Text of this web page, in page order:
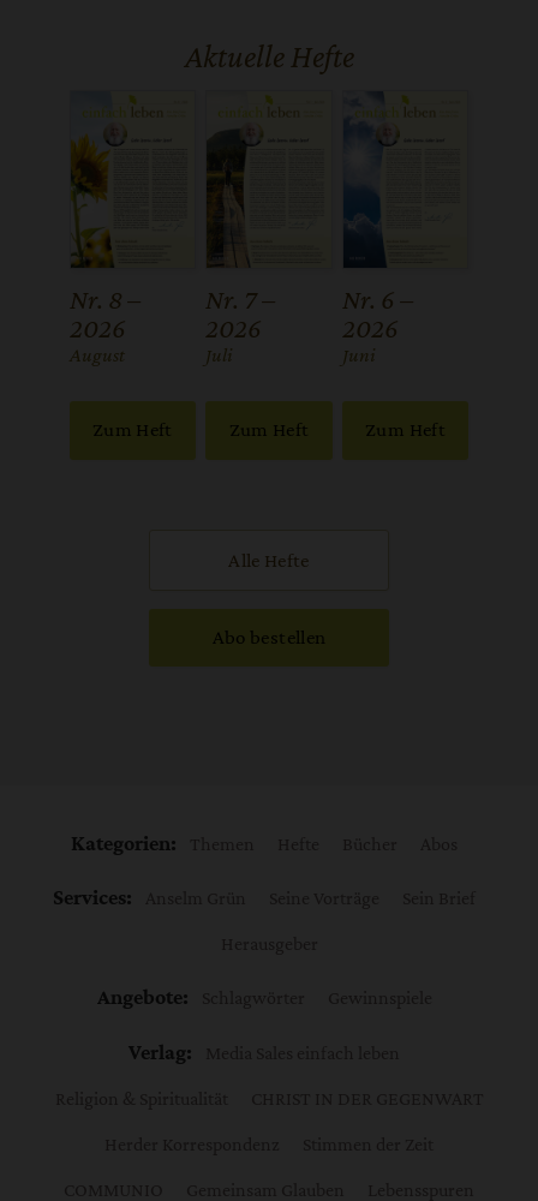
Aktuelle Hefte
Nr. 8 –
2026
:
August
Zum Heft
Nr. 7 –
2026
:
Juli
Zum Heft
Nr. 6 –
2026
:
Juni
Zum Heft
Alle Hefte
Abo bestellen
Kategorien:
Services:
Angebote:
Verlag: